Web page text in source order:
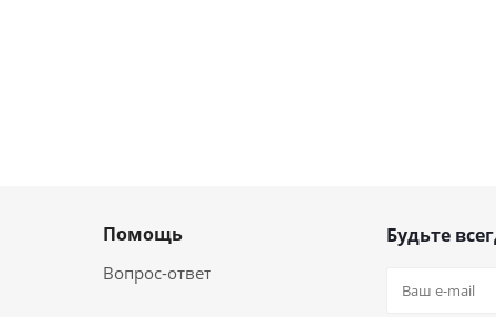
Помощь
Вопрос-ответ
Будьте